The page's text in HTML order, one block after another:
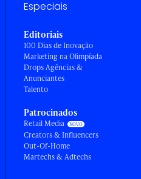
Especiais
Editoriais
100 Dias de Inovação
Marketing na Olimpíada
Drops Agências &
Anunciantes
Talento
Patrocinados
Retail Media
Creators & Influencers
Out-Of-Home
Martechs & Adtechs